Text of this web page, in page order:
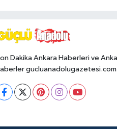
Dakika Ankara Haberleri ve